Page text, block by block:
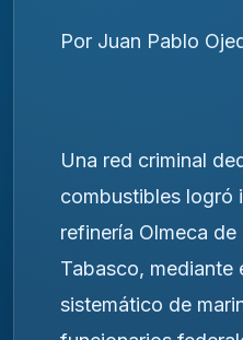
Por Juan Pablo
Una red criminal
combustibles logró
refinería Olmeca
Tabasco, mediante
sistemático de